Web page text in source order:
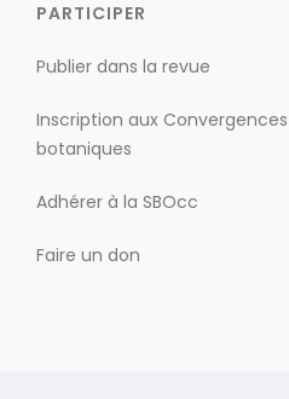
PARTICIPER
Publier dans la revue
Inscription aux Convergences
botaniques
Adhérer à la SBOcc
Faire un don